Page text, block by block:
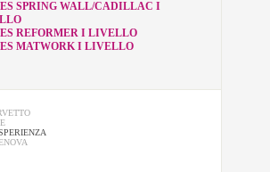
SPRING WALL/CADILLAC I
REFORMER I LIVELLO
MATWORK I LIVELLO